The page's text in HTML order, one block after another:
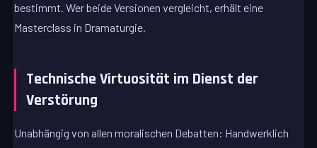
bestimmt. Wer beide Versionen vergleicht, erhält eine
Masterclass in Dramaturgie.
Technische Virtuosität im Dienst der
Verstörung
Unabhängig von allen moralischen Debatten: Handwerklich